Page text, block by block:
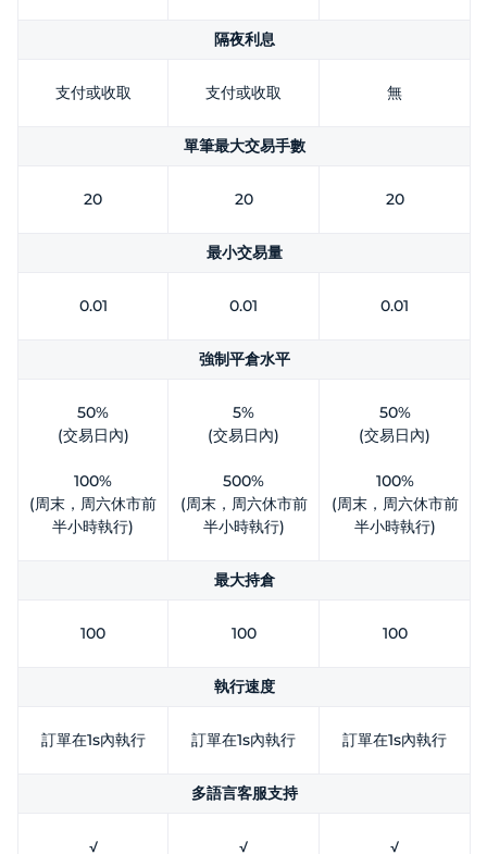
隔夜利息
支付或收取 支付或收取 無
單筆最大交易手數
20 20 20
最小交易量
0.01 0.01 0.01
強制平倉水平
50%
(交易日內)
100%
(周末，周六休市前
半小時執行)
5%
(交易日內)
500%
(周末，周六休市前
半小時執行)
50%
(交易日內)
100%
(周末，周六休市前
半小時執行)
最大持倉
100 100 100
執行速度
訂單在1s內執行 訂單在1s內執行 訂單在1s內執行
多語言客服支持
√ √ √